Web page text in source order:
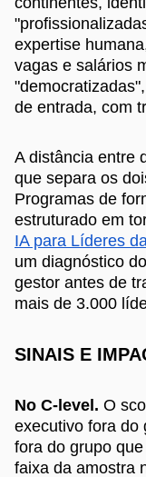
expertise
vagas e salários
de entrada, com
A distância entre
que separa os
Programas de
estruturado em
IA para Líderes
um diagnóstico
gestor antes de
mais de 3.000
SINAIS E
No C-level. O
executivo fora do
fora do grupo
faixa da amostra